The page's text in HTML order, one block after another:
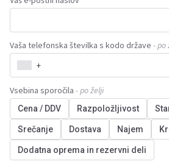
Vaša telefonska številka s kodo države - po
+
Vsebina sporočila - po želji
Cena / DDV Razpoložljivost
Srečanje Dostava Najem
Dodatna oprema in rezervni deli